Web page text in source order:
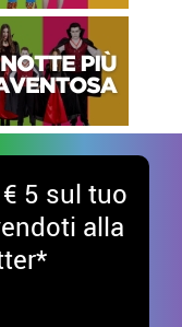
5 sul tuo
alla